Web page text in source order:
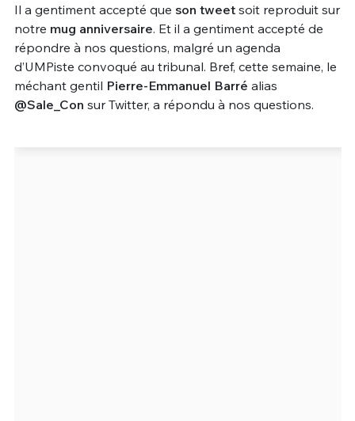
Il a gentiment accepté que son tweetsoit reproduit sur
notre mug anniversaire. Et il a gentiment accepté de
répondre à nos questions, malgré un agenda
d’UMPiste convoqué au tribunal. Bref, cette semaine, le
méchant gentil Pierre-Emmanuel Barré alias
@Sale_Con sur Twitter, a répondu à nos questions.
PASSWORD*
JE M'INSCRIS
MOT DE PASSE Mot de passe perdu ?
CONNEXION
M'INSCRIRE
ME CONNECTER